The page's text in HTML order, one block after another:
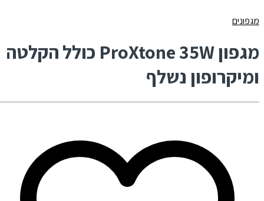
מגפונים
מגפון ProXtone 35W כולל הקלטה
ומיקרופון נשלף